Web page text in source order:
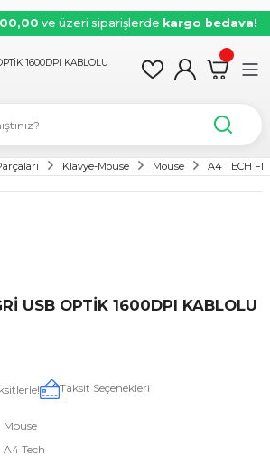
ve üzeri siparişlerde kargo bedava!
Klavye-Mouse Mouse A4 TECH
USB OPTİK 1600DPI KABLOLU
Taksit Seçenekleri
Mouse
A4 Tech